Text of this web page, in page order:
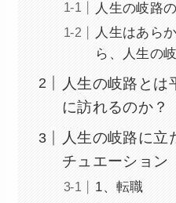
人生の岐路
人生はあら
ら、人生の
人生の岐路とは
に訪れるのか？
人生の岐路に立
チュエーション
1、転職